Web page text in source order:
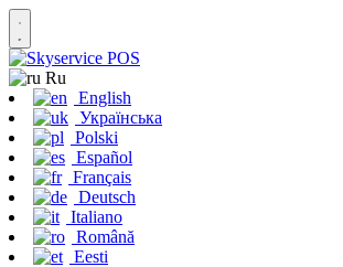
Ru
English
Українська
Polski
Español
Français
Deutsch
Italiano
Română
Eesti